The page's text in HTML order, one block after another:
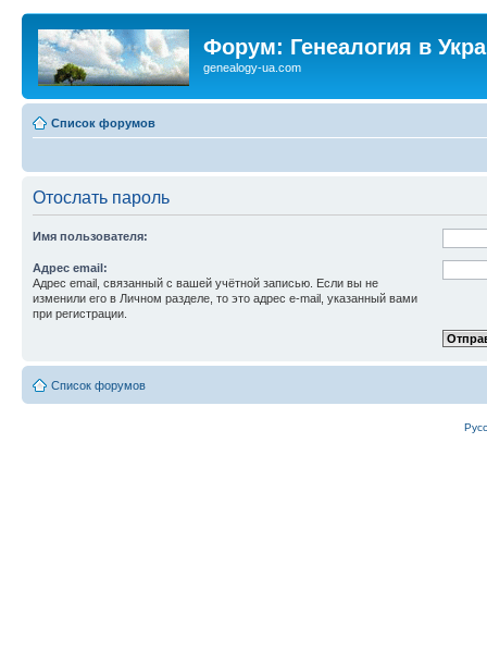
Форум: Генеалогия в
genealogy-ua.com
Список форумов
Отослать пароль
Имя пользователя:
Адрес email:
Адрес email, связанный с вашей учётной записью. Если вы не
изменили его в Личном разделе, то это адрес e-mail, указанный вами
при регистрации.
Список форумов